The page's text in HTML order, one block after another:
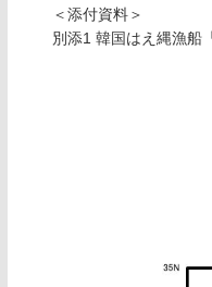
＜添付資料＞
別添1 韓国はえ縄漁船